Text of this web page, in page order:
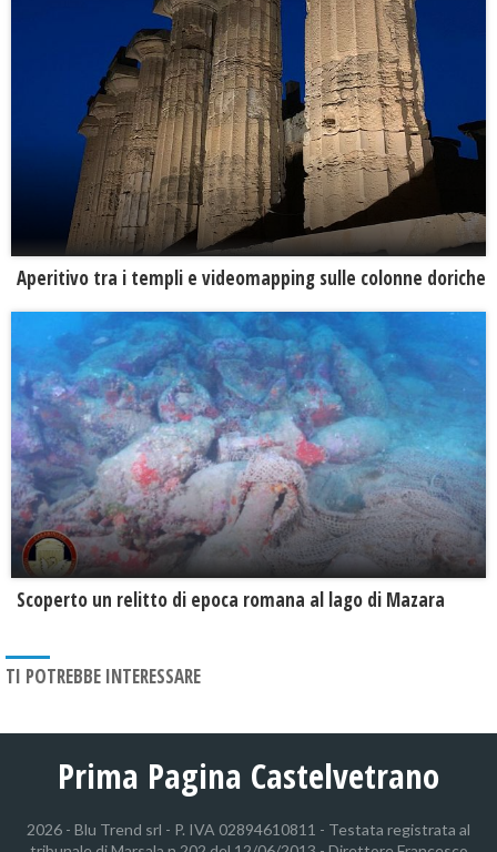
Aperitivo tra i templi e videomapping sulle colonne doriche
Scoperto un relitto di epoca romana al lago di Mazara
TI POTREBBE INTERESSARE
Prima Pagina Castelvetrano
2026 - Blu Trend srl - P. IVA 02894610811 - Testata registrata al